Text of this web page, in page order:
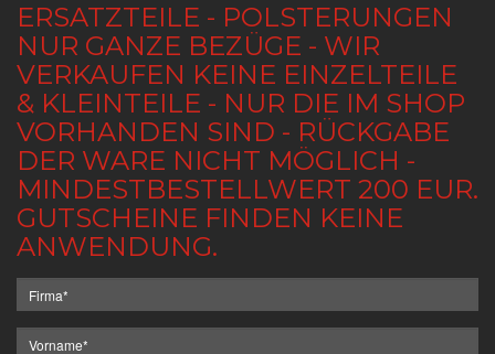
ERSATZTEILE - POLSTERUNGEN
NUR GANZE BEZÜGE - WIR
VERKAUFEN KEINE EINZELTEILE
& KLEINTEILE - NUR DIE IM SHOP
VORHANDEN SIND - RÜCKGABE
DER WARE NICHT MÖGLICH -
MINDESTBESTELLWERT 200 EUR.
GUTSCHEINE FINDEN KEINE
ANWENDUNG.